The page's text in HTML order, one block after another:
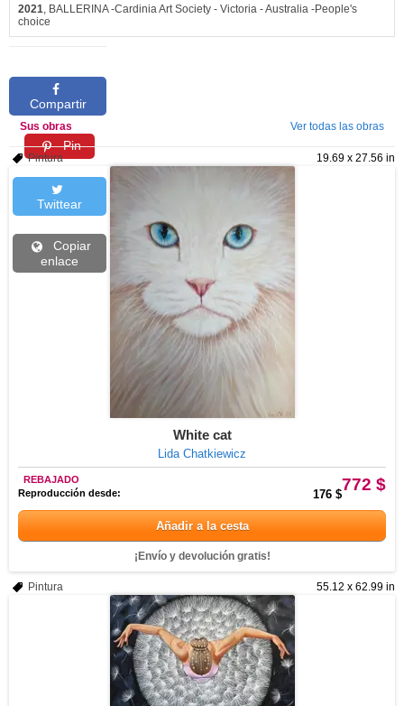
2021, BALLERINA -Cardinia Art Society - Victoria - Australia -People's
choice
Compartir
Pin
Twittear
Copiar
enlace
Sus obras Ver todas las obras
19.69 x 27.56 in
Pintura
White cat
Lida Chatkiewicz
772 $
REBAJADO
Reproducción desde:
176 $
Añadir a la cesta
¡Envío y devolución gratis!
55.12 x 62.99 in
Pintura